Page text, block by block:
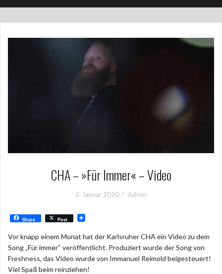
CHA – »Für Immer« – Video
2. Januar 2020 Admin
Share Post
Vor knapp einem Monat hat der Karlsruher CHA ein Video zu dem
Song „Für immer“ veröffentlicht. Produziert wurde der Song von
Freshness, das Video wurde von Immanuel Reimold beigesteuert!
Viel Spaß beim reinziehen!